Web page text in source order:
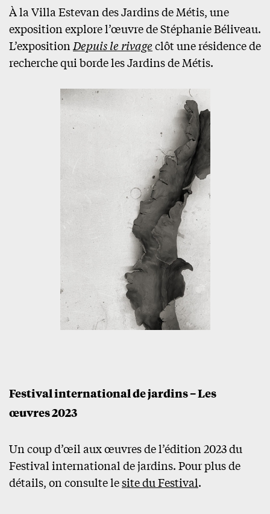
À la Villa Estevan des Jardins de Métis, une
exposition explore l’œuvre de Stéphanie Béliveau.
L’expositionDepuis le rivageclôt une résidence de
recherche qui borde les Jardins de Métis.
Festival international de jardins – Les
œuvres 2023
Un coup d’œil aux œuvres de l’édition 2023 du
Festival international de jardins. Pour plus de
détails, on consulte lesite du Festival.